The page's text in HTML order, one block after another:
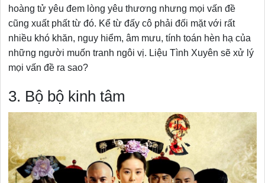
hoàng tử yêu đem lòng yêu thương nhưng mọi vấn đề
cũng xuất phất từ đó. Kể từ đấy cô phải đối mặt với rất
nhiều khó khăn, nguy hiểm, âm mưu, tính toán hèn hạ của
những người muốn tranh ngôi vị. Liệu Tình Xuyên sẽ xử lý
mọi vấn đề ra sao?
3. Bộ bộ kinh tâm